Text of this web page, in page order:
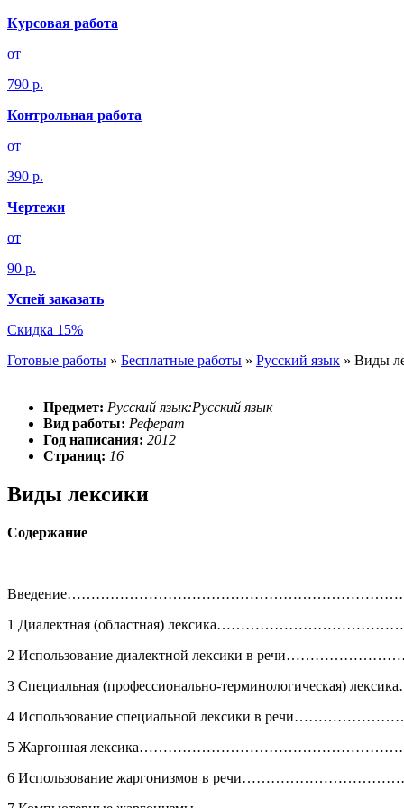
Курсовая работа
от
790 р.
Контрольная работа
от
390 р.
Чертежи
от
90 р.
Успей заказать
Скидка 15%
Готовые работы » Бесплатные работы » Русский язык » Виды
Предмет: Русский язык:Русский язык
Вид работы: Реферат
Год написания: 2012
Страниц: 16
Виды лексики
Содержание
1 Диалектная (областная)
2 Использование диалектной лексики в
3 Специальная (профессионально-терминологическая)
4 Использование специальной лексики в
5 Жаргонная
6 Использование жаргонизмов в